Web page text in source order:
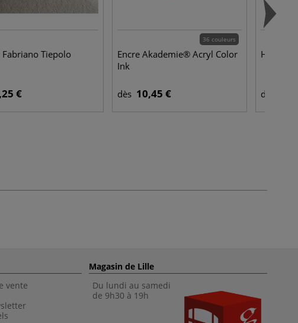
Fabriano Tiepolo
€
36 couleurs
Encre Akademie® Acryl Color
Ink
dès 10,45 €
Huile
dès
vente
Magasin de Lille
Du lundi au samedi
de 9h30 à 19h